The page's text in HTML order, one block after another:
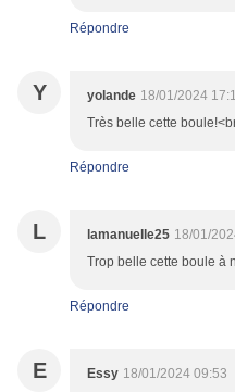
Répondre
Y yolande 18/01/2024
Très belle cette
Répondre
L lamanuelle25 18/01/
Trop belle cette boule à
Répondre
E Essy 18/01/2024 09:53